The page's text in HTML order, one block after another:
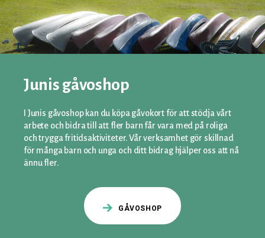
Junis gåvoshop
I Junis gåvoshop kan du köpa gåvokort för att stödja vårt
arbete och bidra till att fler barn får vara med på roliga
och trygga fritidsaktiviteter. Vår verksamhet gör skillnad
för många barn och unga och ditt bidrag hjälper oss att nå
ännu fler.
GÅVOSHOP